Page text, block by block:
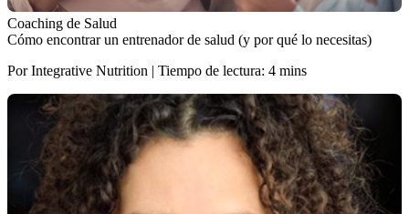
Coaching de Salud
Cómo encontrar un entrenador de salud (y por qué lo necesitas)
Por Integrative Nutrition | Tiempo de lectura: 4 mins